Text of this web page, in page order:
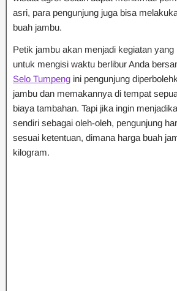
asri, para pengunjung juga bisa
buah jambu.
Petik jambu akan menjadi kegiatan
untuk mengisi waktu berlibur Anda
Selo Tumpeng ini pengunjung
jambu dan memakannya di tempat
biaya tambahan. Tapi jika ingin
sendiri sebagai oleh-oleh, pengunjung
sesuai ketentuan, dimana harga buah
kilogram.